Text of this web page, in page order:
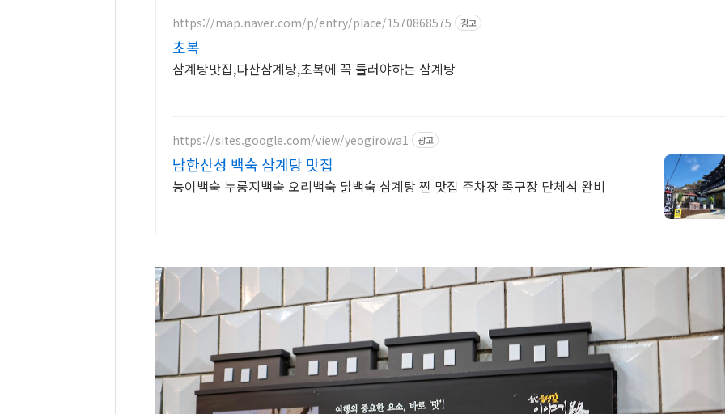
https://map.naver.com/p/entry/place/1570868575 광고
초복
삼계탕맛집,다산삼계탕,초복에 꼭 들러야하는 삼계탕
https://sites.google.com/view/yeogirowa1 광고
남한산성 백숙 삼계탕 맛집
능이백숙 누룽지백숙 오리백숙 닭백숙 삼계탕 찐 맛집 주차장 족구장 단체석 완비